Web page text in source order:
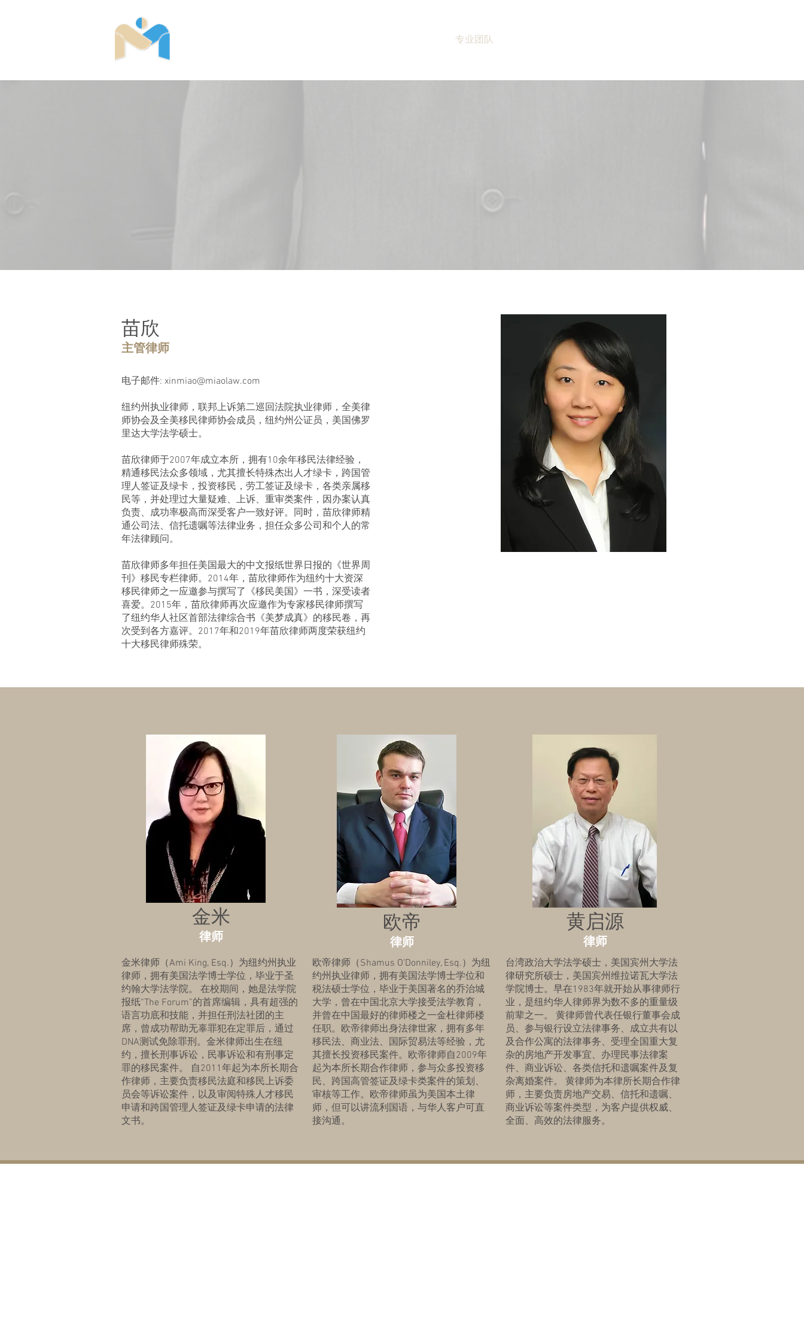
专业团队
「律师团队」
苗欣
主管律师
​电子邮件: xinmiao@miaolaw.com
纽约州执业律师，联邦上诉第二巡回法院执业律师，全美律
师协会及全美移民律师协会成员，纽约州公证员，美国佛罗
里达大学法学硕士。
苗欣律师于2007年成立本所，拥有10余年移民法律经验，
精通移民法众多领域，尤其擅长特殊杰出人才绿卡，跨国管
理人签证及绿卡，投资移民，劳工签证及绿卡，各类亲属移
民等，并处理过大量疑难、上诉、重审类案件，因办案认真
负责、成功率极高而深受客户一致好评。同时，苗欣律师精
通公司法、信托遗嘱等法律业务，担任众多公司和个人的常
年法律顾问。
苗欣律师多年担任美国最大的中文报纸世界日报的《世界周
刊》移民专栏律师。2014年，苗欣律师作为纽约十大资深
移民律师之一应邀参与撰写了《移民美国》一书，深受读者
喜爱。2015年，苗欣律师再次应邀作为专家移民律师撰写
了纽约华人社区首部法律综合书《美梦成真》的移民卷，再
次受到各方嘉评。2017年和2019年苗欣律师两度荣获纽约
十大移民律师殊荣。
金米
律师
金米律师（Ami King, Esq.）为纽约州执业
律师，拥有美国法学博士学位，毕业于圣
约翰大学法学院。 在校期间，她是法学院
报纸“The Forum”的首席编辑，具有超强的
语言功底和技能，并担任刑法社团的主
席，曾成功帮助无辜罪犯在定罪后，通过
DNA测试免除罪刑。金米律师出生在纽
约，擅长刑事诉讼，民事诉讼和有刑事定
罪的移民案件。 自2011年起为本所长期合
作律师，主要负责移民法庭和移民上诉委
员会等诉讼案件，以及审阅特殊人才移民
申请和跨国管理人签证及绿卡申请的法律
文书。
欧帝
律师
欧帝律师（Shamus O'Donniley, Esq.）为纽
约州执业律师，拥有美国法学博士学位和
税法硕士学位，毕业于美国著名的乔治城
大学，曾在中国北京大学接受法学教育，
并曾在中国最好的律师楼之一金杜律师楼
任职。欧帝律师出身法律世家，拥有多年
移民法、商业法、国际贸易法等经验，尤
其擅长投资移民案件。欧帝律师自2009年
起为本所长期合作律师，参与众多投资移
民、跨国高管签证及绿卡类案件的策划、
审核等工作。欧帝律师虽为美国本土律
师，但可以讲流利国语，与华人客户可直
接沟通。
黄启源
律师
台湾政治大学法学硕士，美国宾州大学法
律研究所硕士，美国宾州维拉诺瓦大学法
学院博士。早在1983年就开始从事律师行
业，是纽约华人律师界为数不多的重量级
前辈之一。 黄律师曾代表任银行董事会成
员、参与银行设立法律事务、成立共有以
及合作公寓的法律事务、受理全国重大复
杂的房地产开发事宜、办理民事法律案
件、商业诉讼、各类信托和遗嘱案件及复
杂离婚案件。 黄律师为本律所长期合作律
师，主要负责房地产交易、信托和遗嘱、
商业诉讼等案件类型，为客户提供权威、
全面、高效的法律服务。